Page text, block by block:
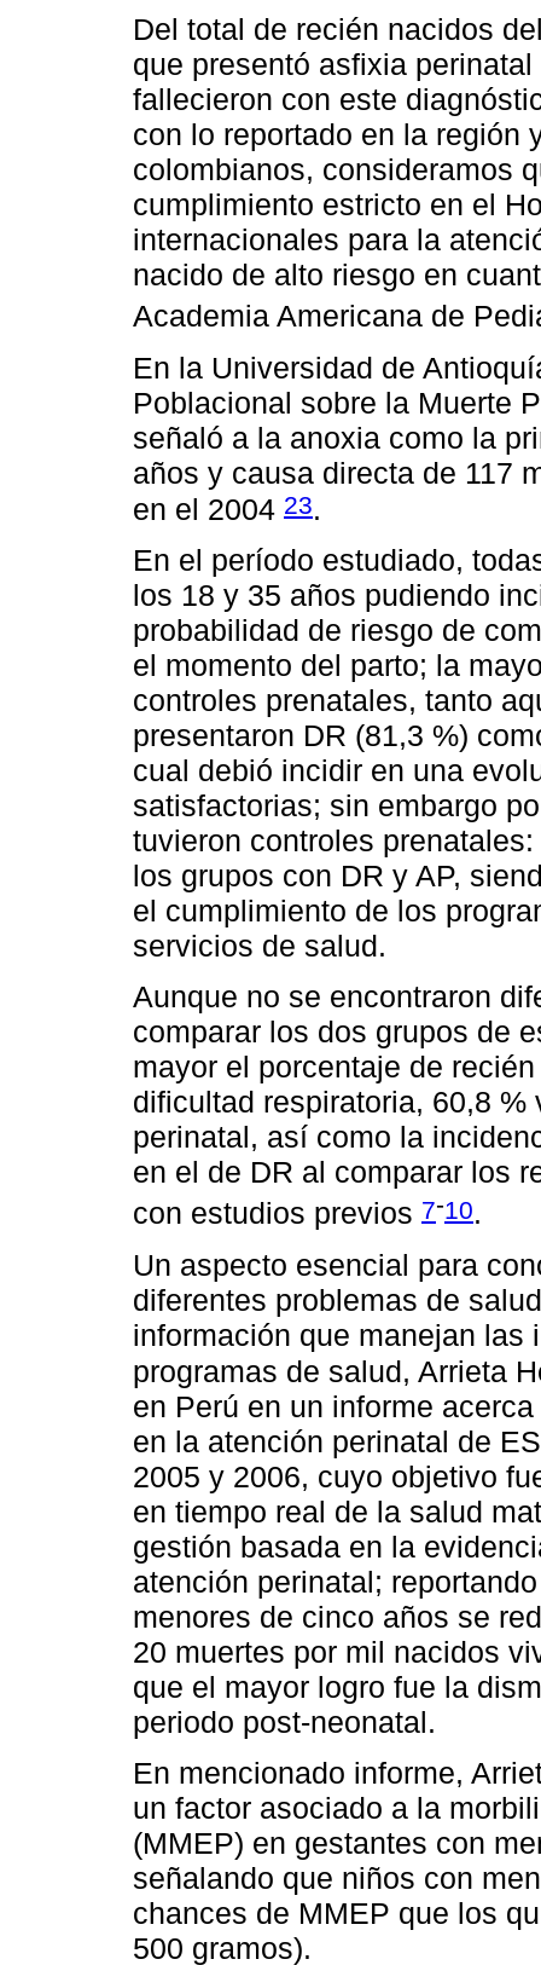
Del total de recién nacidos
que presentó asfixia
fallecieron con este
con lo reportado en la región
colombianos, consideramos
cumplimiento estricto en el
internacionales para la
nacido de alto riesgo en
Academia Americana de
En la Universidad de
Poblacional sobre la Muerte
señaló a la anoxia como la
años y causa directa de 117
en el 2004 23.
En el período estudiado,
los 18 y 35 años pudiendo
probabilidad de riesgo de
el momento del parto; la
controles prenatales, tanto
presentaron DR (81,3 %)
cual debió incidir en una
satisfactorias; sin embargo
tuvieron controles
los grupos con DR y AP,
el cumplimiento de los
servicios de salud.
Aunque no se encontraron
comparar los dos grupos de
mayor el porcentaje de
dificultad respiratoria, 60,8
perinatal, así como la
en el de DR al comparar los
con estudios previos 7-10.
Un aspecto esencial para
diferentes problemas de
información que manejan
programas de salud, Arrieta
en Perú en un informe
en la atención perinatal de
2005 y 2006, cuyo objetivo
en tiempo real de la salud
gestión basada en la
atención perinatal;
menores de cinco años se
20 muertes por mil nacidos
que el mayor logro fue la
periodo post-neonatal.
En mencionado informe,
un factor asociado a la
(MMEP) en gestantes con
señalando que niños con
chances de MMEP que los
500 gramos).